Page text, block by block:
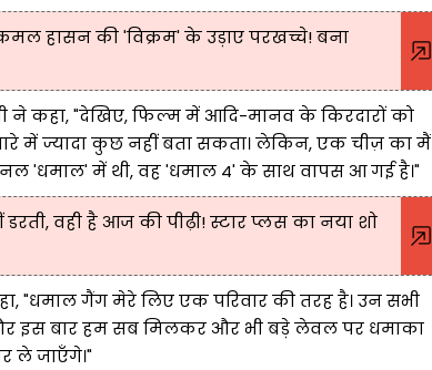
हासन की 'विक्रम' के उड़ाए परखच्चे! बना
ने कहा, "देखिए, फिल्म में आदि-मानव के किरदारों को
में ज्यादा कुछ नहीं बता सकता। लेकिन, एक चीज़ का मैं
'धमाल' में थी, वह 'धमाल 4' के साथ वापस आ गई है।"
वही है आज की पीढ़ी! स्टार प्लस का नया शो
"धमाल गैंग मेरे लिए एक परिवार की तरह है। उन सभी
इस बार हम सब मिलकर और भी बड़े लेवल पर धमाका
ले जाएँगे।"